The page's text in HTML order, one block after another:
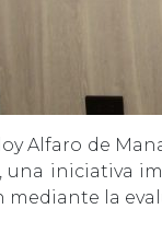
Alfaro de
una iniciativa
mediante la